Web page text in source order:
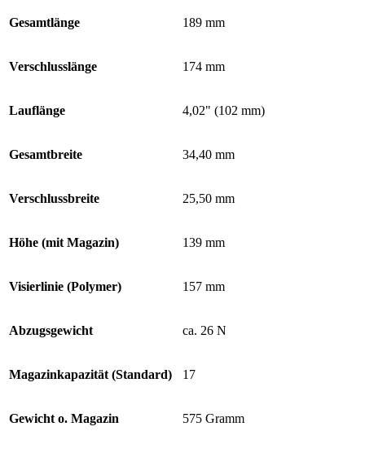
Gesamtlänge 189 mm
Verschlusslänge 174 mm
Lauflänge 4,02" (102 mm)
Gesamtbreite 34,40 mm
Verschlussbreite 25,50 mm
Höhe (mit Magazin) 139 mm
Visierlinie (Polymer) 157 mm
Abzugsgewicht ca. 26 N
Magazinkapazität (Standard) 17
Gewicht o. Magazin 575 Gramm